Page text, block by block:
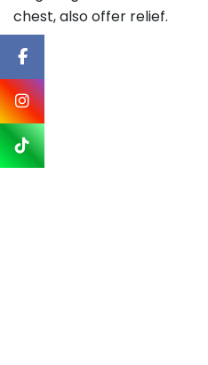
chest, also offer relief.